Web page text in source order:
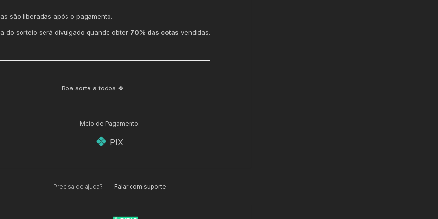
são liberadas após o pagamento.
do sorteio será divulgado quando obter 70% das cotas vendidas.
Boa sorte a todos 🍀
Meio de Pagamento:
PIX
Precisa de ajuda? Falar com suporte